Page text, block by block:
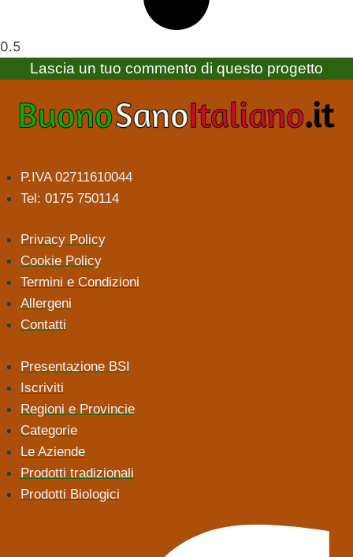
Lascia un tuo commento di questo progetto
P.IVA 02711610044
Tel: 0175 750114
Privacy Policy
Cookie Policy
Termini e Condizioni
Allergeni
Contatti
Presentazione BSI
Iscriviti
Regioni e Provincie
Categorie
Le Aziende
Prodotti tradizionali
Prodotti Biologici